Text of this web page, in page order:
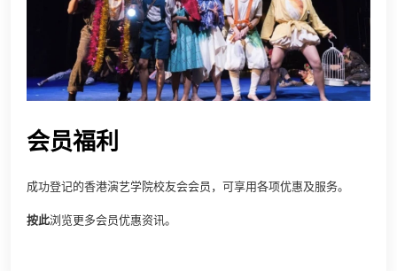
会员福利
成功登记的香港演艺学院校友会会员，可享用各项优惠及服务。
按此浏览更多会员优惠资讯。